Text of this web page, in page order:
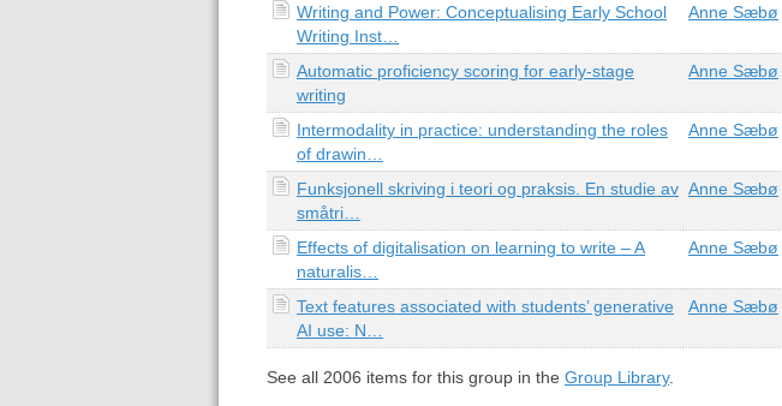
Writing and Power: Conceptualising Early School
Writing Inst…
Anne Sæbø
Automatic proficiency scoring for early-stage
writing
Anne Sæbø
Intermodality in practice: understanding the roles
of drawin…
Anne Sæbø
Funksjonell skriving i teori og praksis. En studie av
småtri…
Anne Sæbø
Effects of digitalisation on learning to write – A
naturalis…
Anne Sæbø
Text features associated with students’ generative
AI use: N…
Anne Sæbø
See all 2006 items for this group in the Group Library.